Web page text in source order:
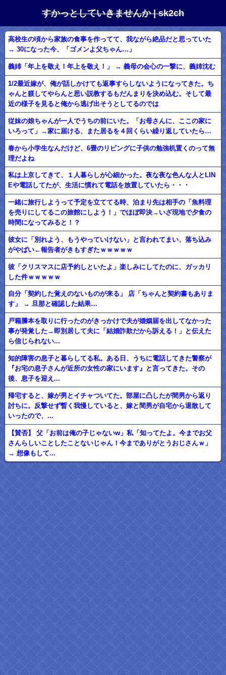
すかっとしていきませんか | sk2ch
高校生の頃から家族の食事を作ってて、我ながら絶品だと思っていた
→ 30になった今、「ゴメンよ父ちゃん…」
義姉「年上を敬え！年上を敬え！」 → 義母の会心の一撃に、義姉沈む
1/2最近嫁が、俺が話しかけても返事すらしないようになってきた。ち
ゃんと躾してやらんと思い説教するもだんまりを決め込む。そして最
近の様子を見ると俺から逃げ出そうとしてるのでは
従妹の娘ちゃんが一人でうちの前にいた。「お母さんに、ここの家に
いろって」→家に届ける、また居るを４回くらい繰り返していたら…
春から小学生なんだけど、6畳のリビングに子供の勉強机置くのって無
理だよね
私は上京してきて、１人暮らしが心細かった。夜な夜な色んな人とLIN
Eや電話してたが、生活に慣れて電話を放置していたら・・・
一緒に旅行しようって予定を立ててる時、泊まり先は相手の「魚料理
を売りにしてるこの旅館にしよう！」でほぼ即決→いざ現地で夕食の
時間になってみると！？
彼女に「別れよう、もうやっていけない」と言われてまい、落ち込み
がやばい←報告者がきもすぎたｗｗｗｗｗ
彼「クリスマスに店予約しといたよ」楽しみにしてたのに、ガッカリ
した件ｗｗｗｗｗ
自分「契約した覚えのないものが来る」 店「ちゃんと契約書もありま
す」 → 旦那と確認した結果…
戸籍謄本を取りに行ったのがきっかけで夫が婚姻届を出してなかった
事が発覚した→即別居して夫に「結婚詐欺だから訴える！」と伝えた
ら信じられない...
知的障害の息子と暮らしてる私。ある日、うちに電話してきた警察が
『お宅の息子さんが近所の女性の家にいます』と言ってきた。その
後、息子を迎え...
帰宅すると、嫁が男とイチャついてた。部屋に凸したが間男から返り
討ちに。反撃せず暫く我慢していると、嫁と間男が自宅から退散して
いったので、...
【賛否】 父「お前は俺の子じゃないw」私「知ってたよ。今までお父
さんらしいことしたことないじゃん！今までありがとうおじさんｗ」
→ 想像もして...